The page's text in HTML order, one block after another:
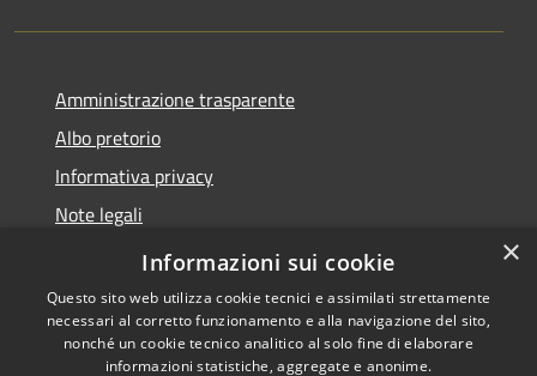
Amministrazione trasparente
Albo pretorio
Informativa privacy
Note legali
Dichiarazione di accessibilità
×
Informazioni sui cookie
Questo sito web utilizza cookie tecnici e assimilati strettamente
necessari al corretto funzionamento e alla navigazione del sito,
nonché un cookie tecnico analitico al solo fine di elaborare
informazioni statistiche, aggregate e anonime.